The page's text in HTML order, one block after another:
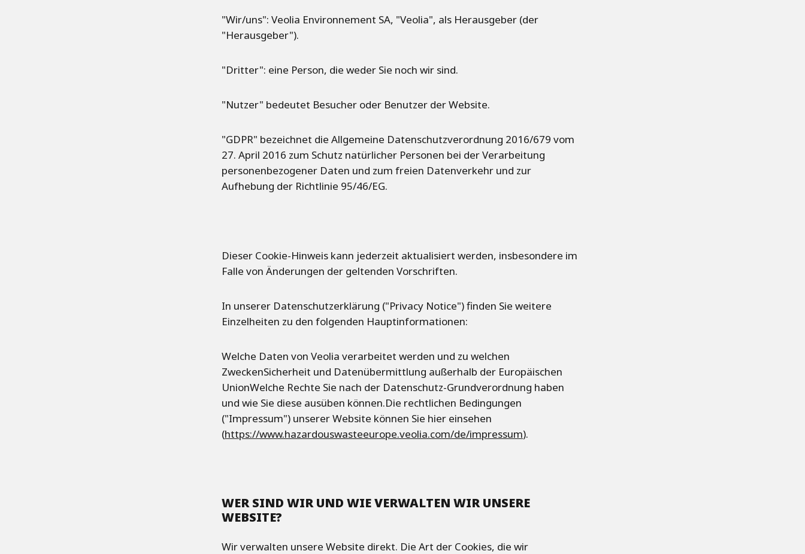
"Wir/uns": Veolia Environnement SA, "Veolia", als Herausgeber (der
"Herausgeber").
"Dritter": eine Person, die weder Sie noch wir sind.
"Nutzer" bedeutet Besucher oder Benutzer der Website.
"GDPR" bezeichnet die Allgemeine Datenschutzverordnung 2016/679 vom
27. April 2016 zum Schutz natürlicher Personen bei der Verarbeitung
personenbezogener Daten und zum freien Datenverkehr und zur
Aufhebung der Richtlinie 95/46/EG.
Dieser Cookie-Hinweis kann jederzeit aktualisiert werden, insbesondere im
Falle von Änderungen der geltenden Vorschriften.
In unserer Datenschutzerklärung ("Privacy Notice") finden Sie weitere
Einzelheiten zu den folgenden Hauptinformationen:
Welche Daten von Veolia verarbeitet werden und zu welchen
ZweckenSicherheit und Datenübermittlung außerhalb der Europäischen
UnionWelche Rechte Sie nach der Datenschutz-Grundverordnung haben
und wie Sie diese ausüben können.Die rechtlichen Bedingungen
("Impressum") unserer Website können Sie hier einsehen
(https://www.hazardouswasteeurope.veolia.com/de/impressum).
WER SIND WIR UND WIE VERWALTEN WIR UNSERE
WEBSITE?
Wir verwalten unsere Website direkt. Die Art der Cookies, die wir